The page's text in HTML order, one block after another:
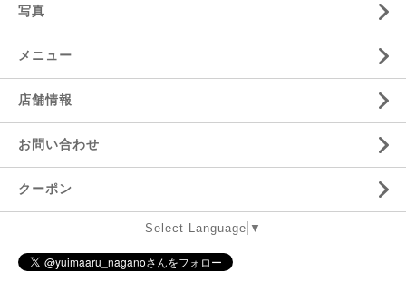
写真
メニュー
店舗情報
お問い合わせ
クーポン
Select Language ▼